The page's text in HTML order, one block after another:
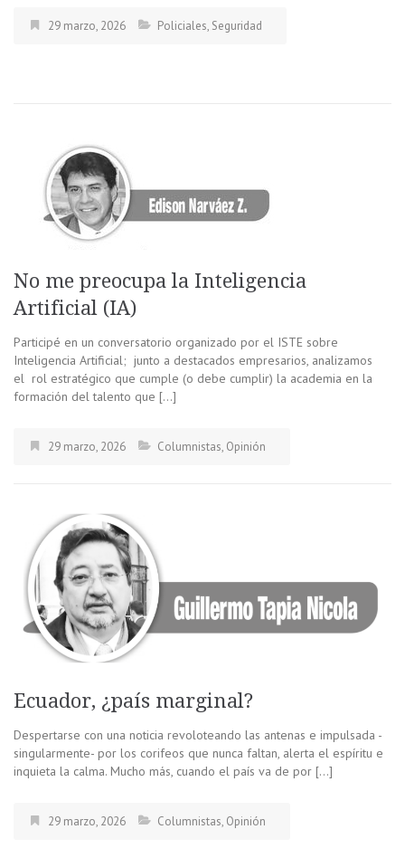
29 marzo, 2026 Policiales, Seguridad
No me preocupa la Inteligencia
Artificial (IA)
Participé en un conversatorio organizado por el ISTE sobre
Inteligencia Artificial; junto a destacados empresarios, analizamos
el rol estratégico que cumple (o debe cumplir) la academia en la
formación del talento que […]
29 marzo, 2026 Columnistas, Opinión
Ecuador, ¿país marginal?
Despertarse con una noticia revoloteando las antenas e impulsada -
singularmente- por los corifeos que nunca faltan, alerta el espíritu e
inquieta la calma. Mucho más, cuando el país va de por […]
29 marzo, 2026 Columnistas, Opinión